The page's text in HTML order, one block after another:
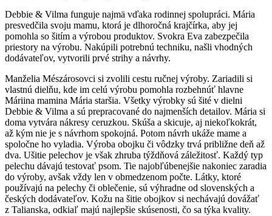
Debbie & Vilma funguje najmä vďaka rodinnej spolupráci. Mária
presvedčila svoju mamu, ktorá je dlhoročná krajčírka, aby jej
pomohla so šitím a výrobou produktov. Svokra Eva zabezpečila
priestory na výrobu. Nakúpili potrebnú techniku, našli vhodných
dodávateľov, vytvorili prvé strihy a návrhy.
Manželia Mészárosovci si zvolili cestu ručnej výroby. Zariadili si
vlastnú dielňu, kde im celú výrobu pomohla rozbehnúť hlavne
Máriina mamina Mária staršia. Všetky výrobky sú šité v dielni
Debbie & Vilma a sú prepracované do najmenších detailov. Mária si
doma vytvára nákresy ceruzkou. Skúša a skicuje, aj niekoľkokrát,
až kým nie je s návrhom spokojná. Potom návrh ukáže mame a
spoločne ho vyladia. Výroba obojku či vôdzky trvá približne deň až
dva. Ušitie pelechov je však zhruba týždňová záležitosť. Každý typ
pelechu dávajú testovať psom. Tie najobľúbenejšie nakoniec zaradia
do výroby, avšak vždy len v obmedzenom počte. Látky, ktoré
používajú na pelechy či oblečenie, sú výhradne od slovenských a
českých dodávateľov. Kožu na šitie obojkov si nechávajú dovážať
z Talianska, odkiaľ majú najlepšie skúsenosti, čo sa týka kvality.